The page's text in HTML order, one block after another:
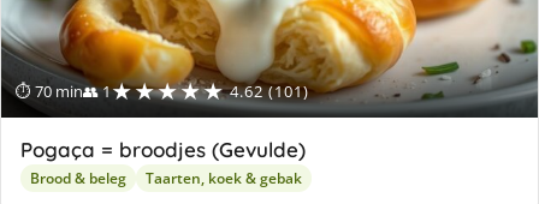
⏱ 70 min👥 1★★★★★ 4.62 (101)
Pogaça = broodjes (Gevulde)
Brood & beleg Taarten, koek & gebak